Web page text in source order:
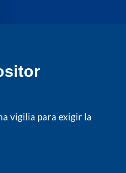
vigilia para exigir la